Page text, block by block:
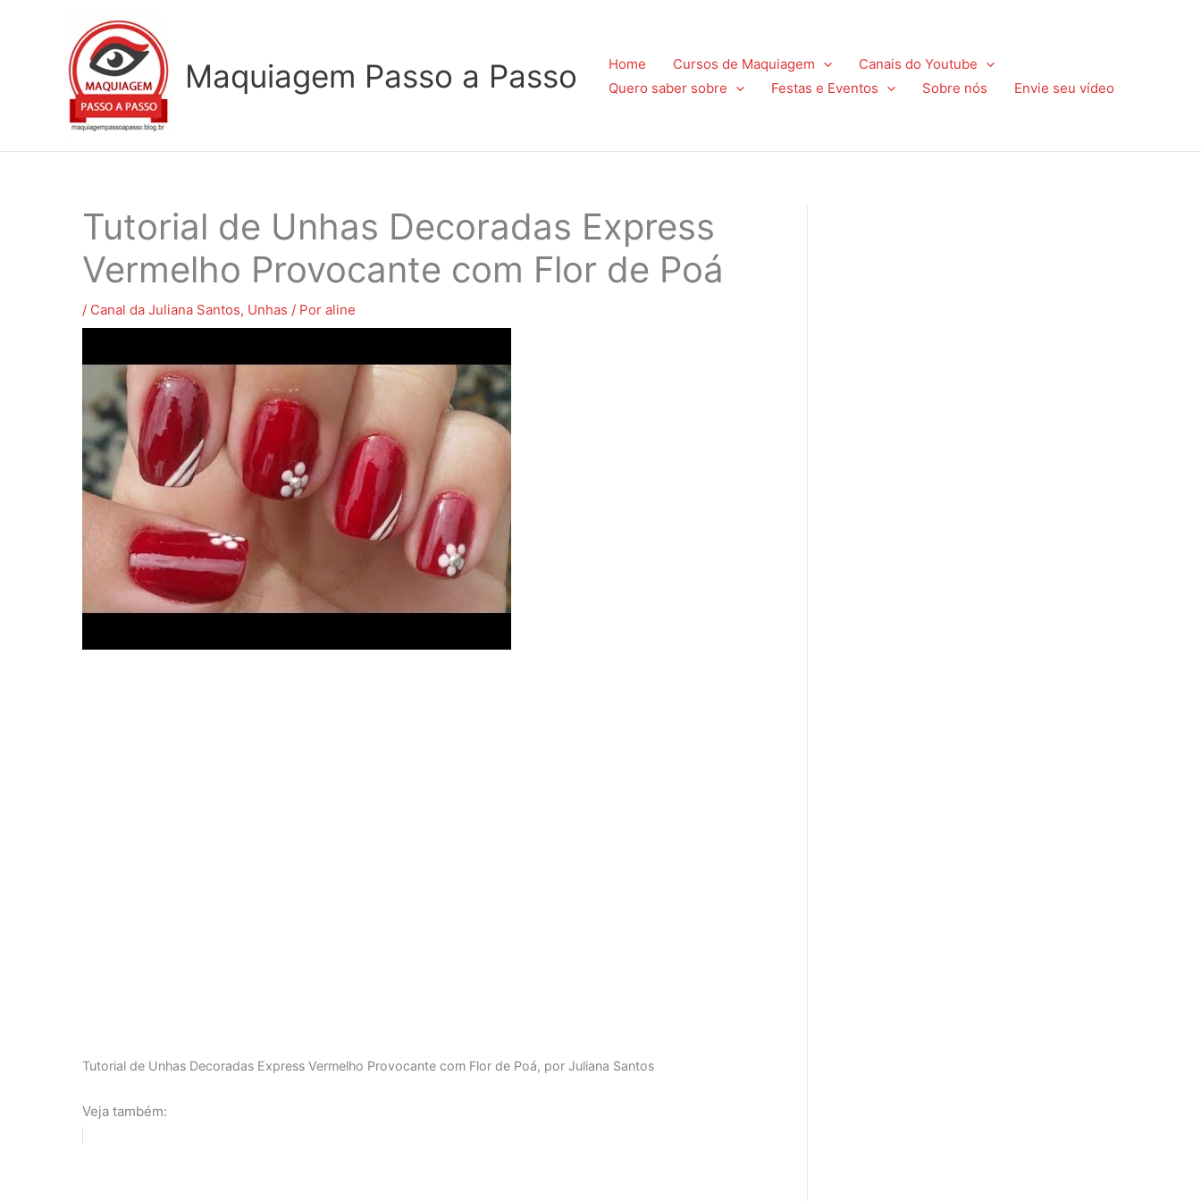
Maquiagem Passo a Passo Home Cursos de Maquiagem
Canais do Youtube
Quero saber sobre
Festas e Eventos Sobre nós Envie seu vídeo
Tutorial de Unhas Decoradas Express
Vermelho Provocante com Flor de Poá
/ Canal da Juliana Santos, Unhas / Por aline
Tutorial de Unhas Decoradas Express Vermelho Provocante com Flor de Poá, por Juliana Santos
Veja também: